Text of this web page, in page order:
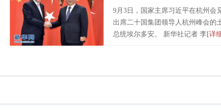
9月3日，国家主席习近平在杭州会
出席二十国集团领导人杭州峰会的
总统埃尔多安。 新华社记者 李 [详